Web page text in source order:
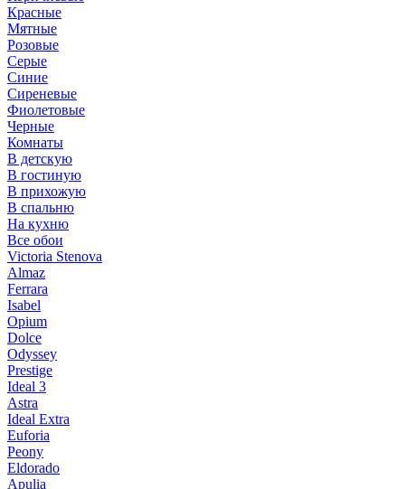
Красные
Мятные
Розовые
Серые
Синие
Сиреневые
Фиолетовые
Черные
Комнаты
В детскую
В гостиную
В прихожую
В спальню
На кухню
Все обои
Victoria Stenova
Almaz
Ferrara
Isabel
Opium
Dolce
Odyssey
Prestige
Ideal 3
Astra
Ideal Extra
Euforia
Peony
Eldorado
Apulia